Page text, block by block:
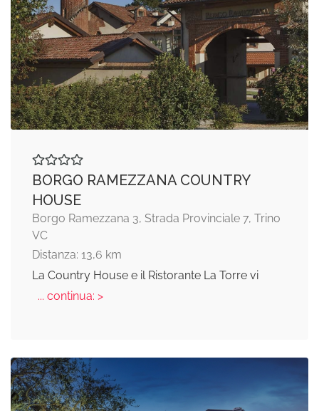
BORGO RAMEZZANA COUNTRY
HOUSE
Borgo Ramezzana 3, Strada Provinciale 7, Trino
VC
Distanza: 13,6 km
La Country House e il Ristorante La Torre vi
... continua: >